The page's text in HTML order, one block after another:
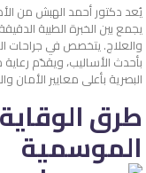
يُعد دكتور أحمد الهبش من
يجمع بين الخبرة الطبية
والعلاج. يتخصص في جراحات
بأحدث الأساليب، ويقدّم
البصرية بأعلى معايير الأمان
طرق
الموسمية